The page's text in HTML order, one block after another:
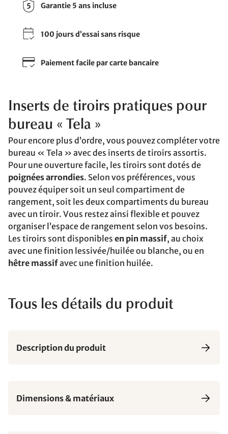
Garantie 5 ans incluse
100 jours d’essai sans risque
Paiement facile par carte bancaire
Inserts de tiroirs pratiques pour
bureau « Tela »
Pour encore plus d’ordre, vous pouvez compléter votre
bureau « Tela » avec des inserts de tiroirs assortis.
Pour une ouverture facile, les tiroirs sont dotés de
poignées arrondies. Selon vos préférences, vous
pouvez équiper soit un seul compartiment de
rangement, soit les deux compartiments du bureau
avec un tiroir. Vous restez ainsi flexible et pouvez
organiser l’espace de rangement selon vos besoins.
Les tiroirs sont disponibles en pin massif, au choix
avec une finition lessivée/huilée ou blanche, ou en
hêtre massifavec une finition huilée.
Tous les détails du produit
Description du produit
Dimensions & matériaux